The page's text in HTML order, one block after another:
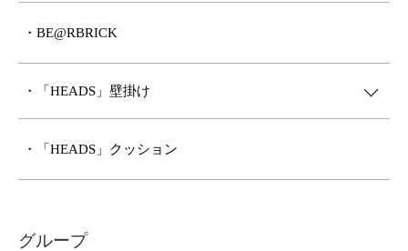
・BE@RBRICK
・「HEADS」壁掛け
・「HEADS」クッション
グループ